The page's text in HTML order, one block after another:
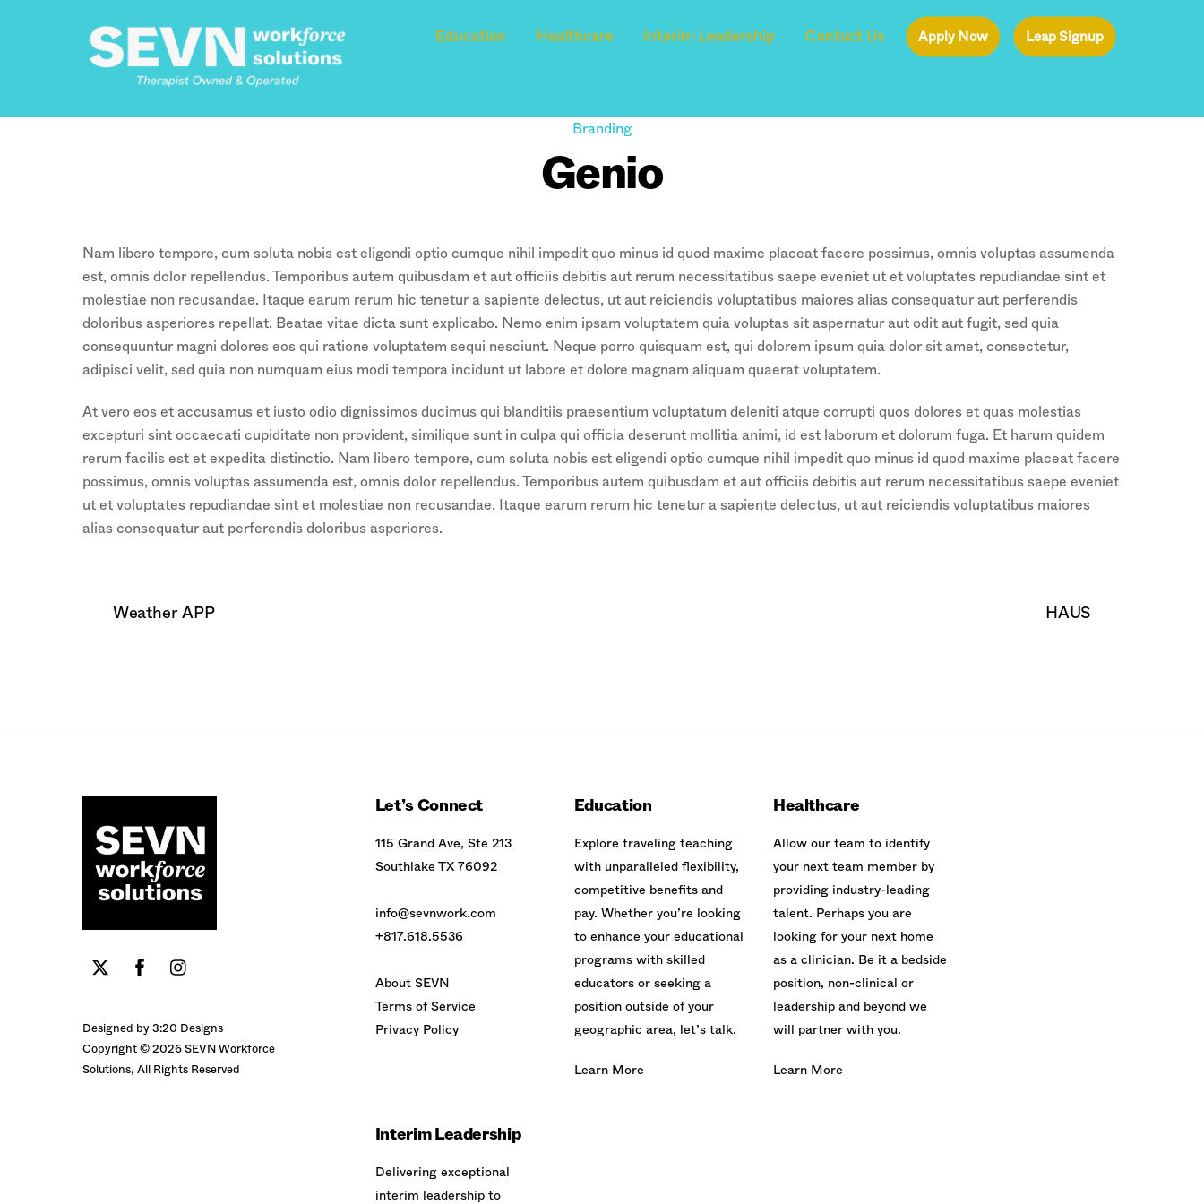
Education Healthcare Interim Leadership Contact Us Apply Now Leap Signup
Branding
Genio
Nam libero tempore, cum soluta nobis est eligendi optio cumque nihil impedit quo minus id quod maxime placeat facere possimus, omnis voluptas assumenda
est, omnis dolor repellendus. Temporibus autem quibusdam et aut officiis debitis aut rerum necessitatibus saepe eveniet ut et voluptates repudiandae sint et
molestiae non recusandae. Itaque earum rerum hic tenetur a sapiente delectus, ut aut reiciendis voluptatibus maiores alias consequatur aut perferendis
doloribus asperiores repellat. Beatae vitae dicta sunt explicabo. Nemo enim ipsam voluptatem quia voluptas sit aspernatur aut odit aut fugit, sed quia
consequuntur magni dolores eos qui ratione voluptatem sequi nesciunt. Neque porro quisquam est, qui dolorem ipsum quia dolor sit amet, consectetur,
adipisci velit, sed quia non numquam eius modi tempora incidunt ut labore et dolore magnam aliquam quaerat voluptatem.
At vero eos et accusamus et iusto odio dignissimos ducimus qui blanditiis praesentium voluptatum deleniti atque corrupti quos dolores et quas molestias
excepturi sint occaecati cupiditate non provident, similique sunt in culpa qui officia deserunt mollitia animi, id est laborum et dolorum fuga. Et harum quidem
rerum facilis est et expedita distinctio. Nam libero tempore, cum soluta nobis est eligendi optio cumque nihil impedit quo minus id quod maxime placeat facere
possimus, omnis voluptas assumenda est, omnis dolor repellendus. Temporibus autem quibusdam et aut officiis debitis aut rerum necessitatibus saepe eveniet
ut et voluptates repudiandae sint et molestiae non recusandae. Itaque earum rerum hic tenetur a sapiente delectus, ut aut reiciendis voluptatibus maiores
alias consequatur aut perferendis doloribus asperiores.
Weather APP HAUS
Twitter Facebook
Designed by3:20 Designs
Copyright ©2026 SEVN Workforce
Solutions, All Rights Reserved
Let’s Connect
115 Grand Ave, Ste 213
Southlake TX 76092
info@sevnwork.com
+817.618.5536
About SEVN
Terms of Service
Privacy Policy
Education
Explore traveling teaching
with unparalleled flexibility,
competitive benefits and
pay. Whether you’re looking
to enhance your educational
programs with skilled
educators or seeking a
position outside of your
geographic area, let’s talk.
Learn More
Healthcare
Allow our team to identify
your next team member by
providing industry-leading
talent. Perhaps you are
looking for your next home
as a clinician. Be it a bedside
position, non-clinical or
leadership and beyond we
will partner with you.
Learn More
Interim Leadership
Delivering exceptional
interim leadership to